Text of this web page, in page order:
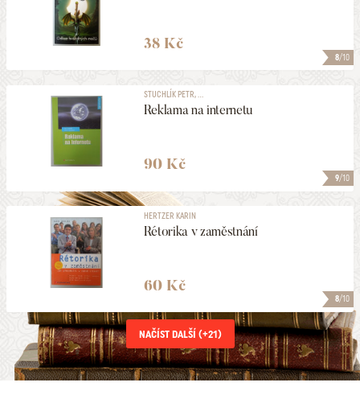
8/10
38 Kč
9/10
STUCHLÍK PETR, ...
Reklama na internetu
90 Kč
8/10
HERTZER KARIN
Rétorika v zaměstnání
60 Kč
NAČÍST DALŠÍ (+21)